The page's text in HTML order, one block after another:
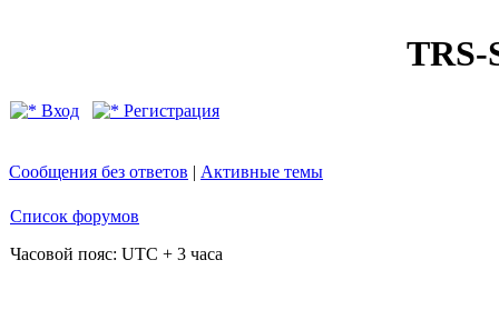
TRS-
Вход Регистрация
Сообщения без ответов | Активные темы
Список форумов
Часовой пояс: UTC + 3 часа